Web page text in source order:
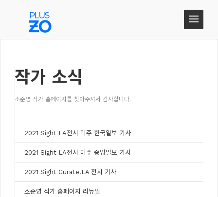
작가 소식
작가 소식
조준영 작가 홈페이지를 찾아주셔서 감사합니다.
2021 Sight LA전시 미주 한국일보 기사
2021 Sight LA전시 미주 중앙일보 기사
2021 Sight Curate.LA 전시 기사
조준영 작가 홈페이지 리뉴얼